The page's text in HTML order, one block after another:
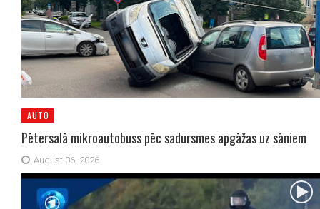
AUTO
Pētersalā mikroautobuss pēc sadursmes apgāžas uz sāniem
August 06, 2026